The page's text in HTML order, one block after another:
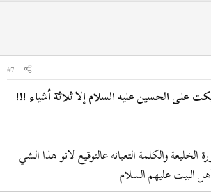
#7
على الحسين عليه السلام إلا ثلاثة أشياء !!!
والكلمة التعبانه عالتوقيع لانو هذا الشي
البيت عليهم السلام